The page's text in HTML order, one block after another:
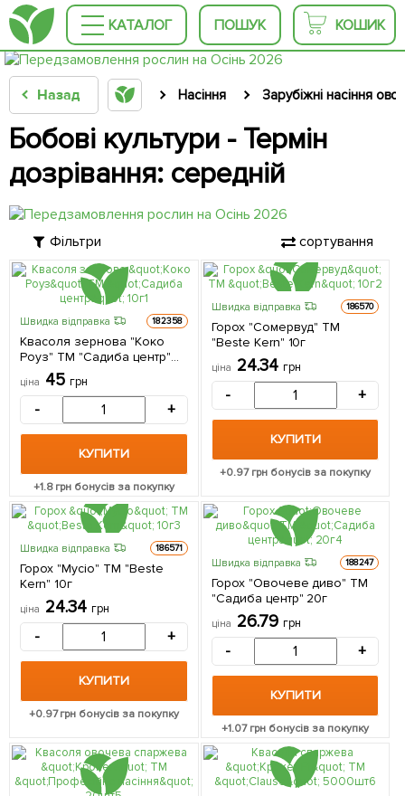
КАТАЛОГ ПОШУК КОШИК
Назад Насіння Зарубіжні насіння
Бобові культури - Термін
дозрівання: середній
Фільтри сортування
Швидка відправка 182358
Квасоля зернова "Коко
Роуз" ТМ "Садиба центр"
ціна 45 грн
- +
КУПИТИ
+1.8грн бонусів за покупку
Швидка відправка 186570
Горох "Сомервуд" ТМ
"Beste Kern" 10г
ціна 24.34 грн
- +
КУПИТИ
+0.97грн бонусів за покупку
Швидка відправка 186571
Горох "Мусіо" ТМ "Beste
Kern" 10г
ціна 24.34 грн
- +
КУПИТИ
+0.97грн бонусів за покупку
Швидка відправка 188247
Горох "Овочеве диво" ТМ
"Садиба центр" 20г
ціна 26.79 грн
- +
КУПИТИ
+1.07грн бонусів за покупку